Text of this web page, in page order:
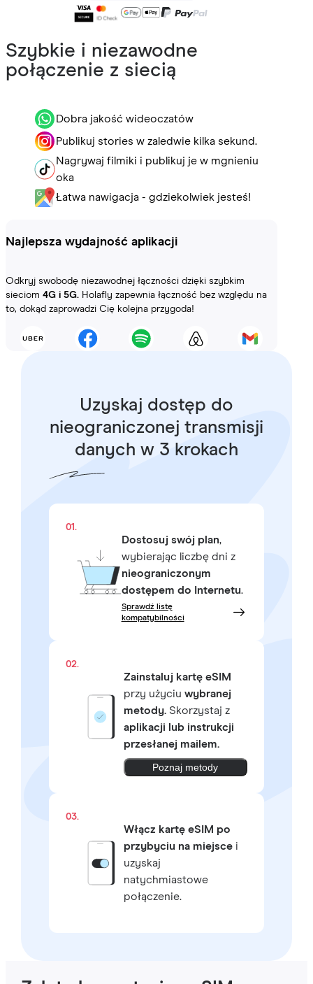
Szybkie i niezawodne
połączenie z siecią
Dobra jakość wideoczatów
Publikuj stories w zaledwie kilka sekund.
Nagrywaj filmiki i publikuj je w mgnieniu
oka
Łatwa nawigacja - gdziekolwiek jesteś!
Najlepsza wydajność aplikacji
Odkryj swobodę niezawodnej łączności dzięki szybkim
sieciom 4G i 5G. Holafly zapewnia łączność bez względu na
to, dokąd zaprowadzi Cię kolejna przygoda!
Uzyskaj dostęp do
nieograniczonej transmisji
danych w 3 krokach
01.
Dostosuj swój plan,
wybierając liczbę dni z
nieograniczonym
dostępem do Internetu.
Sprawdź listę
kompatybilności
02.
Zainstaluj kartę eSIM
przy użyciu wybranej
metody.Skorzystaj z
aplikacji lub instrukcji
przesłanej mailem.
Poznaj metody
03.
Włącz kartę eSIM po
przybyciu na miejscei
uzyskaj
natychmiastowe
połączenie.